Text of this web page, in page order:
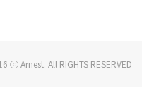
ⓒ Arnest. All RIGHTS RESERVED